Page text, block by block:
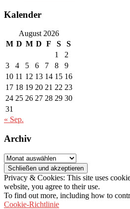
Kalender
August 2026
M D M D F S
S
1
2
3
4 5 6 7 8
9
10 11 12 13 14 15 16
17 18 19 20 21 22 23
24 25 26 27 28 29 30
31
« Sep.
Archiv
Archiv
Privacy & Cookies: This site uses
website, you agree to their use.
To find out more, including how to
Cookie-Richtlinie